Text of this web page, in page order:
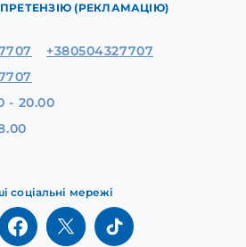
(РЕКЛАМАЦІЮ)
соціальні мережі
+380504327707
- 20.00